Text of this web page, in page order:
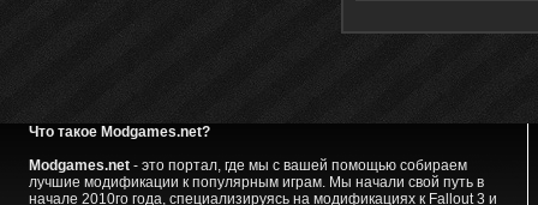
Что такое Modgames.net?
Modgames.net- это портал, где мы с вашей помощью собираем
лучшие модификации к популярным играм. Мы начали свой путь в
начале 2010го года, специализируясь на модификациях к Fallout 3 и